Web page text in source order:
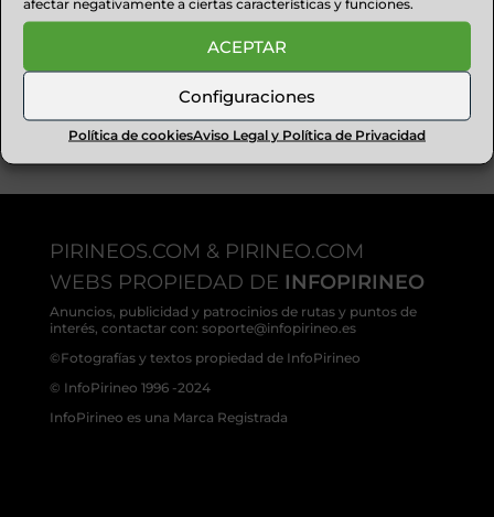
afectar negativamente a ciertas características y funciones.
ACEPTAR
Configuraciones
Política de cookiesAviso Legal y Política de Privacidad
Lee la noticia completa en
https://villadeainsa.com/la-ferieta-de-ainsa-
concluye-una-edicion-con-el-ganado-como-eje-
central-y-gran-protagonista-de-todas-las-
actividades/
PIRINEOS.COM & PIRINEO.COM
WEBS PROPIEDAD DE INFOPIRINEO
Anuncios, publicidad y patrocinios de rutas y puntos de
interés, contactar con: soporte@infopirineo.es
©Fotografías y textos propiedad de InfoPirineo
© InfoPirineo 1996 -2024
InfoPirineo es una Marca Registrada